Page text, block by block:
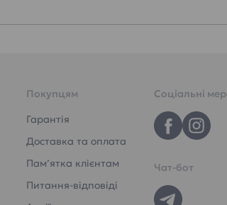
Покупцям
Гарантія
Доставка та оплата
Пам’ятка клієнтам
Питання-відповіді
Соціальні
Чат-бот